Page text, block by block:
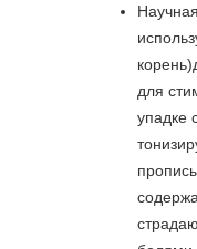
для
упадке